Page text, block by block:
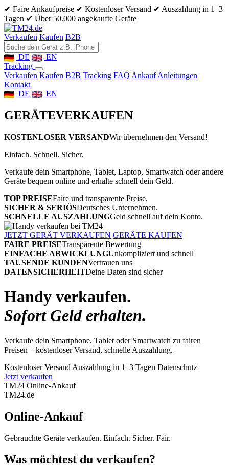
✔ Faire Ankaufpreise ✔ Kostenloser Versand ✔ Auszahlung in 1–3
Tagen ✔ Über 50.000 angekaufte Geräte
Verkaufen Kaufen B2B
DE
EN
Tracking
Verkaufen Kaufen B2B Tracking FAQ Ankauf Anleitungen
Kontakt
DE
EN
GERÄTEVERKAUFEN
KOSTENLOSER VERSANDWir übernehmen den Versand!
Einfach. Schnell. Sicher.
Verkaufe dein Smartphone, Tablet, Laptop, Smartwatch oder andere
Geräte bequem online und erhalte schnell dein Geld.
TOP PREISEFaire und transparente Preise.
SICHER & SERIÖSDeutsches Unternehmen.
SCHNELLE AUSZAHLUNGGeld schnell auf dein Konto.
JETZT GERÄT VERKAUFEN GERÄTE KAUFEN
FAIRE PREISETransparente Bewertung
EINFACHE ABWICKLUNGUnkompliziert und schnell
TAUSENDE KUNDENVertrauen uns
DATENSICHERHEITDeine Daten sind sicher
Handy verkaufen.
Sofort Geld erhalten.
Verkaufe dein Smartphone, Tablet oder Smartwatch zu fairen
Preisen – kostenloser Versand, schnelle Auszahlung.
Kostenloser Versand Auszahlung in 1–3 Tagen Datenschutz
Jetzt verkaufen
TM24 Online-Ankauf
TM24.de
Online-Ankauf
Gebrauchte Geräte verkaufen. Einfach. Sicher. Fair.
Was möchtest du verkaufen?